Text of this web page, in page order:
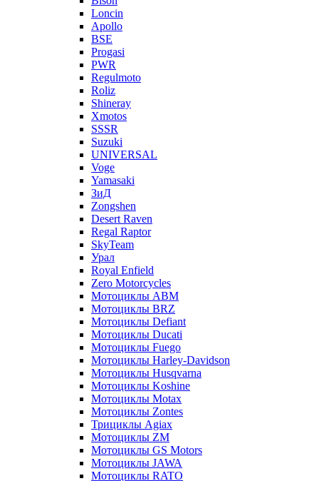
Loncin
Apollo
BSE
Progasi
PWR
Regulmoto
Roliz
Shineray
Xmotos
SSSR
Suzuki
UNIVERSAL
Voge
Yamasaki
ЗиД
Zongshen
Desert Raven
Regal Raptor
SkyTeam
Урал
Royal Enfield
Zero Motorcycles
Мотоциклы ABM
Мотоциклы BRZ
Мотоциклы Defiant
Мотоциклы Ducati
Мотоциклы Fuego
Мотоциклы Harley-Davidson
Мотоциклы Husqvarna
Мотоциклы Koshine
Мотоциклы Motax
Мотоциклы Zontes
Трициклы Agiax
Мотоциклы ZM
Мотоциклы GS Motors
Мотоциклы JAWA
Мотоциклы RATO